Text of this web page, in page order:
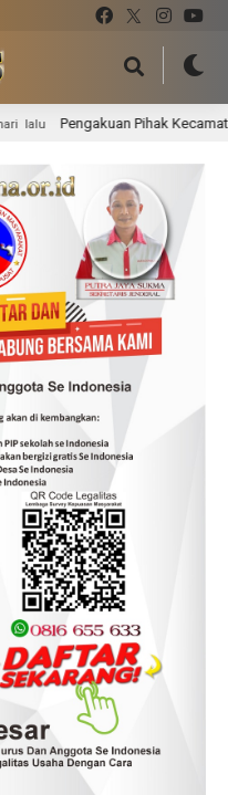
Pengakuan Pihak Kecamatan